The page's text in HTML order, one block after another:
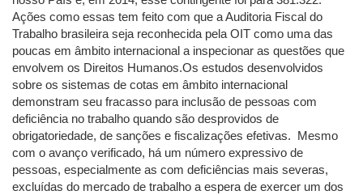
Ações como essas tem feito com que a Auditoria Fiscal do
Trabalho brasileira seja reconhecida pela OIT como uma das
poucas em âmbito internacional a inspecionar as questões que
envolvem os Direitos Humanos.Os estudos desenvolvidos
sobre os sistemas de cotas em âmbito internacional
demonstram seu fracasso para inclusão de pessoas com
deficiência no trabalho quando são desprovidos de
obrigatoriedade, de sanções e fiscalizações efetivas. Mesmo
com o avanço verificado, há um número expressivo de
pessoas, especialmente as com deficiências mais severas,
excluídas do mercado de trabalho a espera de exercer um dos